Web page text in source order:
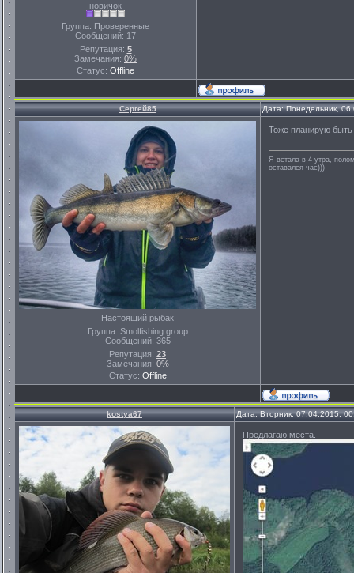
новичок
Группа: Проверенные
Сообщений: 17
Репутация: 5
Замечания: 0%
Статус: Offline
Сергей85 Дата: Понедельник,
Настоящий рыбак
Группа: Smolfishing group
Сообщений: 365
Репутация: 23
Замечания: 0%
Статус: Offline
Тоже планирую быть
Я встала в 4 утра,
оставался час)))
kostya67 Дата: Вторник, 07.04.2015,
Предлагаю места.